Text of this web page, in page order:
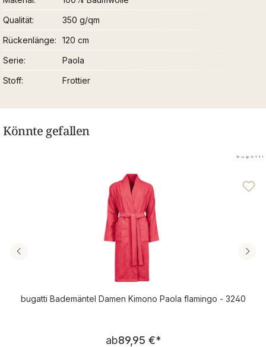
Qualität
350 g/qm
Rückenlänge
120 cm
Serie
Paola
Stoff
Frottier
Könnte gefallen
bugatti Bademäntel Damen Kimono Paola flamingo - 3240
Regulärer Preis:
ab89,95 €*